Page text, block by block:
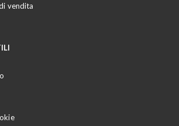
vendita